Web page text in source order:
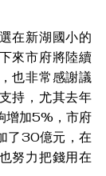
在新湖國小的
來市府將陸續
也非常感謝議
持，尤其去年
增加5%，市府
了30億元，在
努力把錢用在